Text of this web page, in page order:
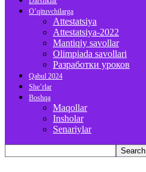
O’qituvchilarga
Attestatsiya
Attestatsiya-2022
Mantiqiy savollar
Olimpiada savollari
Разработки уроков
Qabul 2024
She’rlar
Boshqa
Maqollar
Insholar
Senariylar